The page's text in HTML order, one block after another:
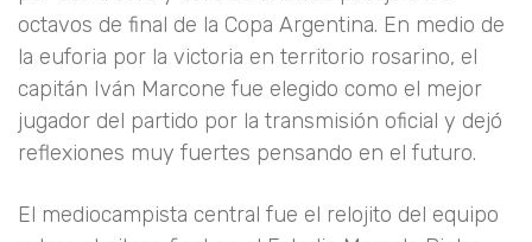
octavos de final de la Copa Argentina. En medio de
la euforia por la victoria en territorio rosarino, el
capitán Iván Marcone fue elegido como el mejor
jugador del partido por la transmisión oficial y dejó
reflexiones muy fuertes pensando en el futuro.
El mediocampista central fue el relojito del equipo